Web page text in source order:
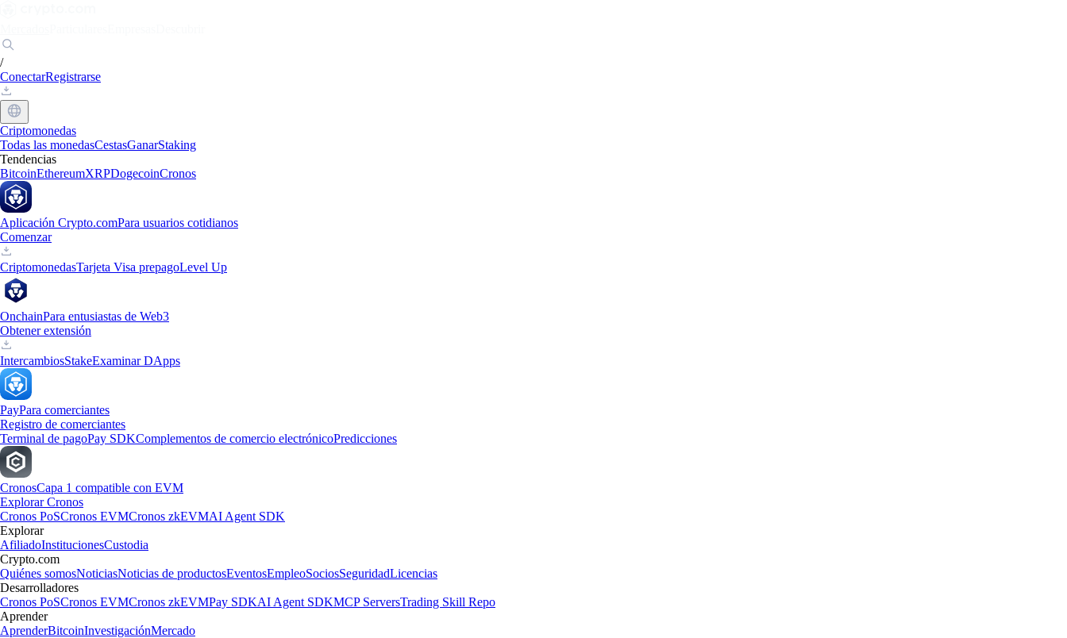
/
ConectarRegistrarse
Criptomonedas
Todas las monedasCestasGanarStaking
Tendencias
BitcoinEthereumXRPDogecoinCronos
Aplicación Crypto.comPara usuarios cotidianos
Comenzar
CriptomonedasTarjeta Visa prepagoLevel Up
OnchainPara entusiastas de Web3
Obtener extensión
IntercambiosStakeExaminar DApps
PayPara comerciantes
Registro de comerciantes
Terminal de pagoPay SDKComplementos de comercio electrónicoPredicciones
CronosCapa 1 compatible con EVM
Explorar Cronos
Cronos PoSCronos EVMCronos zkEVMAI Agent SDK
Explorar
AfiliadoInstitucionesCustodia
Crypto.com
Quiénes somosNoticiasNoticias de productosEventosEmpleoSociosSeguridadLicencias
Desarrolladores
Cronos PoSCronos EVMCronos zkEVMPay SDKAI Agent SDKMCP ServersTrading Skill Repo
Aprender
AprenderBitcoinInvestigaciónMercado